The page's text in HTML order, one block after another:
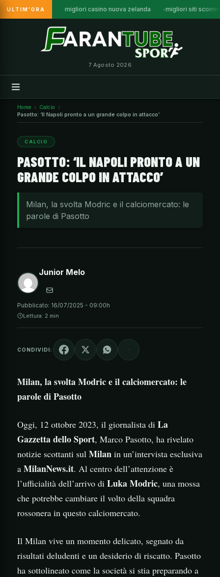
ULTIM'ORA migliori casino nuova zelanda migliori siti
7 Agosto 2026
Home
Calcio
Pasotto: ‘Il Napoli pronto a un grande colpo in attacco’
CALCIO
PASOTTO: ‘IL NAPOLI PRONTO A UN
GRANDE COLPO IN ATTACCO’
Milan, la svolta Modric e il calciomercato: le
parole di Pasotto
Junior Melo
Pubblicato: 16/07/2025 - 09:00h
Lettura: 2 min
CONDIVIDI:
Milan, la svolta Modric e il calciomercato: le
parole di Pasotto
Oggi, 12 ottobre 2023, il giornalista di La
Gazzetta dello Sport, Marco Pasotto, ha rivelato
notizie scottanti sul Milan in un’intervista esclusiva
a MilanNews.it. Al centro dell’attenzione è
l’ufficialità dell’arrivo di Luka Modric, una mossa
che potrebbe cambiare il volto della squadra
rossonera in questo calciomercato.
Il Milan vive un momento delicato, segnato da
risultati deludenti e un desiderio di riscatto. Pasotto
ha sottolineato come la società si stia preparando a